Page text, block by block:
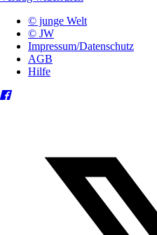
© junge Welt
© JW
Impressum/Datenschutz
AGB
Hilfe